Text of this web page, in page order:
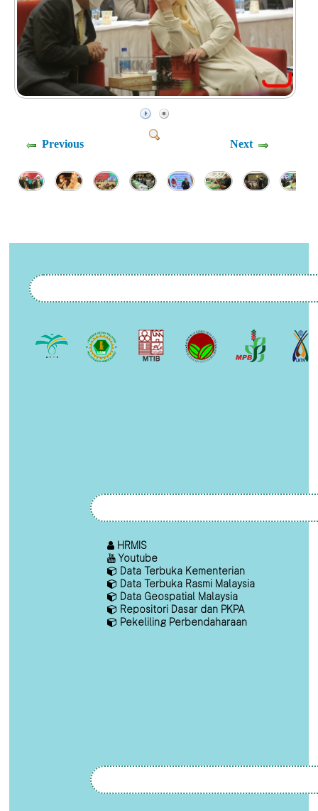
Previous Next
HRMIS
Youtube
Data Terbuka Kementerian
Data Terbuka Rasmi Malaysia
Data Geospatial Malaysia
Repositori Dasar dan PKPA
Pekeliling Perbendaharaan